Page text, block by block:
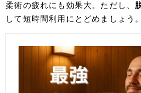
柔術の疲れにも効果大。ただし、
して短時間利用にとどめましょう。